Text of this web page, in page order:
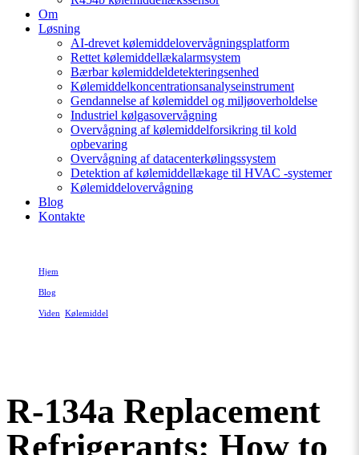
Om
Løsning
AI-drevet kølemiddelovervågningsplatform
Rettet kølemiddellækalarmsystem
Bærbar kølemiddeldetekteringsenhed
Kølemiddelkoncentrationsanalyseinstrument
Gendannelse af kølemiddel og miljøoverholdelse
Industriel kølgasovervågning
Overvågning af kølemiddelforsikring til kold
opbevaring
Overvågning af datacenterkølingssystem
Detektion af kølemiddellækage til HVAC -systemer
Kølemiddelovervågning
Blog
Kontakte
Hjem
Blog
Viden Kølemiddel
R-134a Replacement
Refrigerants: How to